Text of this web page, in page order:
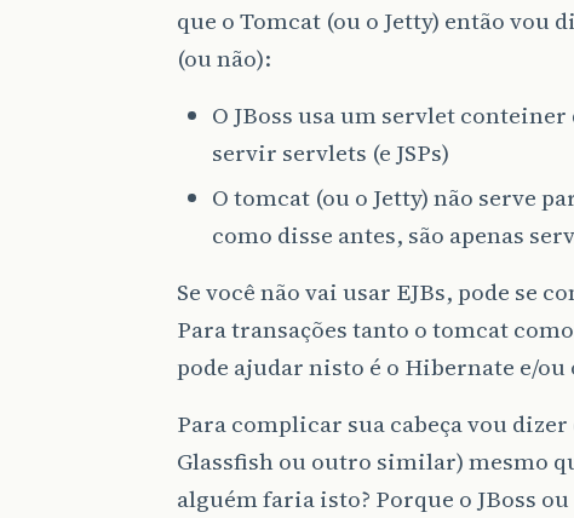
que o Tomcat (ou o Jetty) então vou
(ou não):
O JBoss usa um servlet
servir servlets (e JSPs)
O tomcat (ou o Jetty) não serve
como disse antes, são apenas
Se você não vai usar EJBs, pode se
Para transações tanto o tomcat
pode ajudar nisto é o Hibernate e/ou
Para complicar sua cabeça vou dizer
Glassfish ou outro similar) mesmo
alguém faria isto? Porque o JBoss